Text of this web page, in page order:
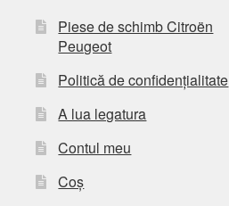
Piese de schimb Citroën
Peugeot
Politică de confidențialitate
A lua legatura
Contul meu
Coș